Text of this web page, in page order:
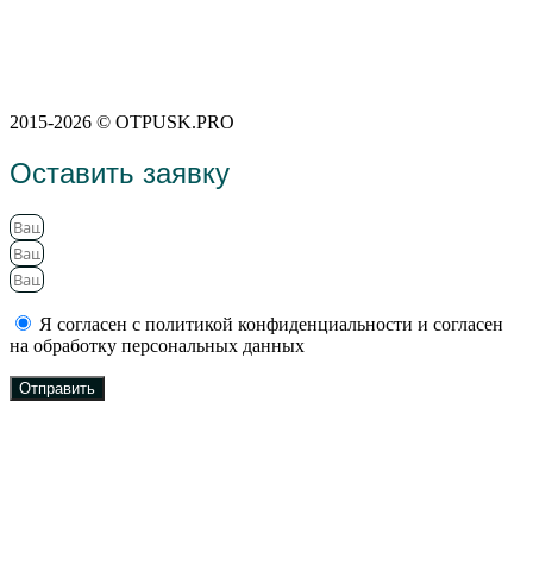
2015-2026 © OTPUSK.PRO
Оставить заявку
Я согласен с политикой конфиденциальности и согласен
на обработку персональных данных
Отправить